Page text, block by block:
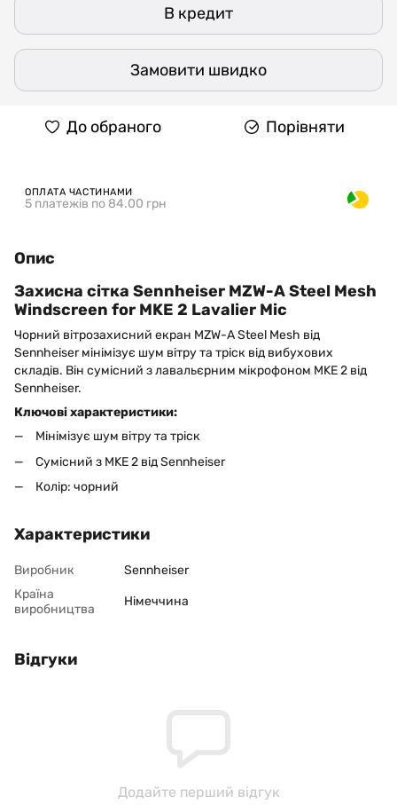
В кредит
Замовити швидко
До обраного Порівняти
ОПЛАТА ЧАСТИНАМИ
5 платежів по 84.00 грн
Опис
Захисна сітка Sennheiser MZW-A Steel Mesh
Windscreen for MKE 2 Lavalier Mic
Чорний вітрозахисний екран MZW-A Steel Mesh від
Sennheiser мінімізує шум вітру та тріск від вибухових
складів. Він сумісний з лавальєрним мікрофоном MKE 2 від
Sennheiser.
Ключові характеристики:
Мінімізує шум вітру та тріск
Сумісний з MKE 2 від Sennheiser
Колір: чорний
Характеристики
Виробник
Sennheiser
Країна
виробництва
Німеччина
Відгуки
Додайте перший відгук